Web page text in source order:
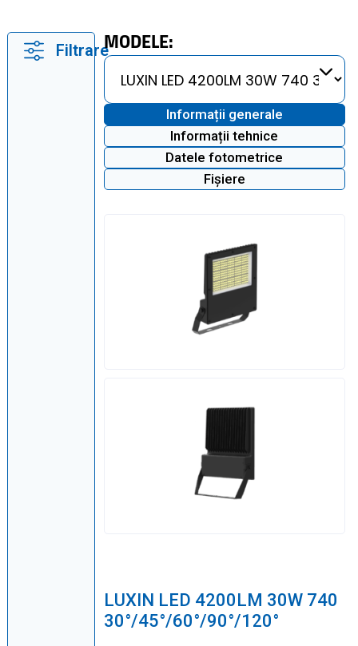
FiltrareMODELE:
Informații generale
Informații tehnice
Datele fotometrice
Fișiere
LUXIN LED 4200LM 30W 740
30°/45°/60°/90°/120°